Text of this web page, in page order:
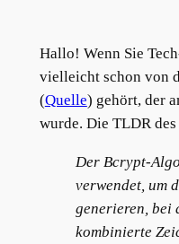
Hallo! Wenn Sie
vielleicht schon von
(Quelle) gehört, der
wurde. Die TLDR
Der Bcrypt-
verwendet, um
generieren, bei
kombinierte